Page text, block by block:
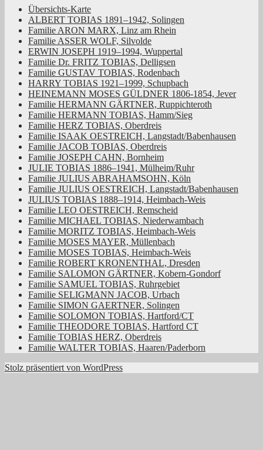
Übersichts-Karte
ALBERT TOBIAS 1891–1942, Solingen
Familie ARON MARX, Linz am Rhein
Familie ASSER WOLF, Silvolde
ERWIN JOSEPH 1919–1994, Wuppertal
Familie Dr. FRITZ TOBIAS, Delligsen
Familie GUSTAV TOBIAS, Rodenbach
HARRY TOBIAS 1921–1999, Schupbach
HEINEMANN MOSES GÜLDNER 1806-1854, Jever
Familie HERMANN GÄRTNER, Ruppichteroth
Familie HERMANN TOBIAS, Hamm/Sieg
Familie HERZ TOBIAS, Oberdreis
Familie ISAAK OESTREICH, Langstadt/Babenhausen
Familie JACOB TOBIAS, Oberdreis
Familie JOSEPH CAHN, Bornheim
JULIE TOBIAS 1886–1941, Mülheim/Ruhr
Familie JULIUS ABRAHAMSOHN, Köln
Familie JULIUS OESTREICH, Langstadt/Babenhausen
JULIUS TOBIAS 1888–1914, Heimbach-Weis
Familie LEO OESTREICH, Remscheid
Familie MICHAEL TOBIAS, Niederwambach
Familie MORITZ TOBIAS, Heimbach-Weis
Familie MOSES MAYER, Müllenbach
Familie MOSES TOBIAS, Heimbach-Weis
Familie ROBERT KRONENTHAL, Dresden
Familie SALOMON GÄRTNER, Kobern-Gondorf
Familie SAMUEL TOBIAS, Ruhrgebiet
Familie SELIGMANN JACOB, Urbach
Familie SIMON GAERTNER, Solingen
Familie SOLOMON TOBIAS, Hartford/CT
Familie THEODORE TOBIAS, Hartford CT
Familie TOBIAS HERZ, Oberdreis
Familie WALTER TOBIAS, Haaren/Paderborn
Stolz präsentiert von WordPress